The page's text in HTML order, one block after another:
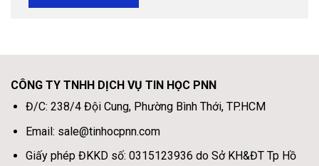
CÔNG TY TNHH DỊCH VỤ TIN HỌC PNN
Đ/C: 238/4 Đội Cung, Phường Bình Thới, TP.HCM
Email: sale@tinhocpnn.com
Giấy phép ĐKKD số: 0315123936 do Sở KH&ĐT Tp Hồ